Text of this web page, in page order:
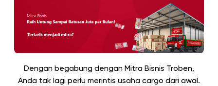
Dengan begabung dengan Mitra Bisnis Troben,
Anda tak lagi perlu merintis usaha cargo dari awal.